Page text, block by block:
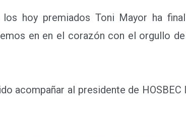
hoy premiados Toni Mayor ha
en en el corazón con el orgullo
acompañar al presidente de